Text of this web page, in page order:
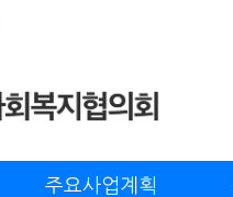
주요사업계획